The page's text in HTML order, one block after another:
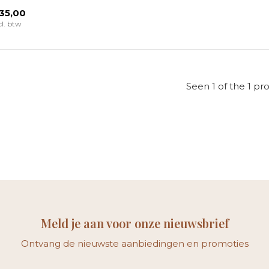
btw
Seen 1 of the 1
Meld je aan voor onze nieuwsbrief
Ontvang de nieuwste aanbiedingen en promoties